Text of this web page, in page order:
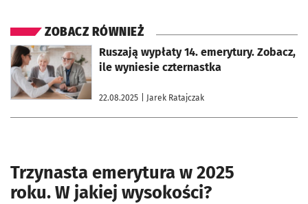
ZOBACZ RÓWNIEŻ
Ruszają wypłaty 14. emerytury. Zobacz,
ile wyniesie czternastka
22.08.2025 | Jarek Ratajczak
otworzy się w nowej karcie
Trzynasta emerytura w 2025
roku. W jakiej wysokości?